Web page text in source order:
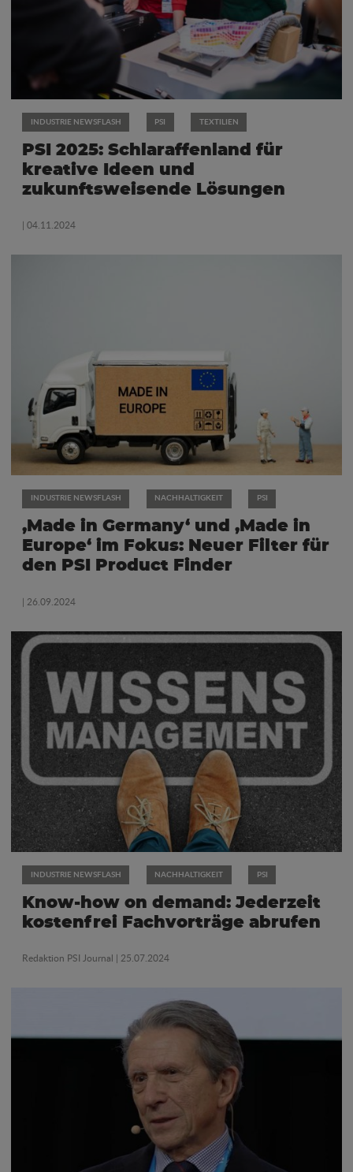
INDUSTRIE NEWSFLASH PSI TEXTILIEN
PSI 2025: Schlaraffenland für
kreative Ideen und
zukunftsweisende Lösungen
| 04.11.2024
INDUSTRIE NEWSFLASH NACHHALTIGKEIT PSI
‚Made in Germany‘ und ‚Made in
Europe‘ im Fokus: Neuer Filter für
den PSI Product Finder
| 26.09.2024
INDUSTRIE NEWSFLASH NACHHALTIGKEIT PSI
Know-how on demand: Jederzeit
kostenfrei Fachvorträge abrufen
Redaktion PSI Journal | 25.07.2024